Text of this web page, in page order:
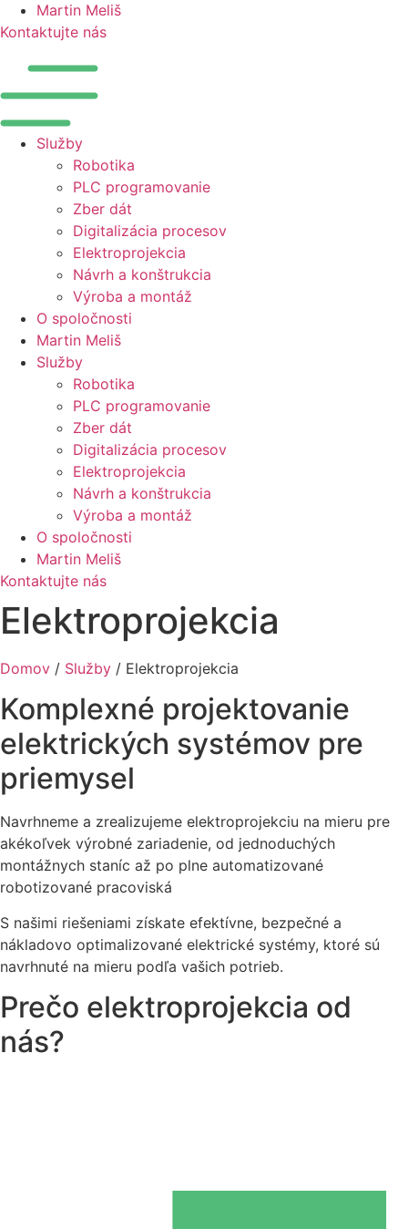
Martin Meliš
Kontaktujte nás
Služby
Robotika
PLC programovanie
Zber dát
Digitalizácia procesov
Elektroprojekcia
Návrh a konštrukcia
Výroba a montáž
O spoločnosti
Martin Meliš
Služby
Robotika
PLC programovanie
Zber dát
Digitalizácia procesov
Elektroprojekcia
Návrh a konštrukcia
Výroba a montáž
O spoločnosti
Martin Meliš
Kontaktujte nás
Elektroprojekcia
Domov / Služby / Elektroprojekcia
Komplexné projektovanie
elektrických systémov pre
priemysel
Navrhneme a zrealizujeme elektroprojekciu na mieru pre
akékoľvek výrobné zariadenie, od jednoduchých
montážnych staníc až po plne automatizované
robotizované pracoviská
S našimi riešeniami získate efektívne, bezpečné a
nákladovo optimalizované elektrické systémy, ktoré sú
navrhnuté na mieru podľa vašich potrieb.
Prečo elektroprojekcia od
nás?